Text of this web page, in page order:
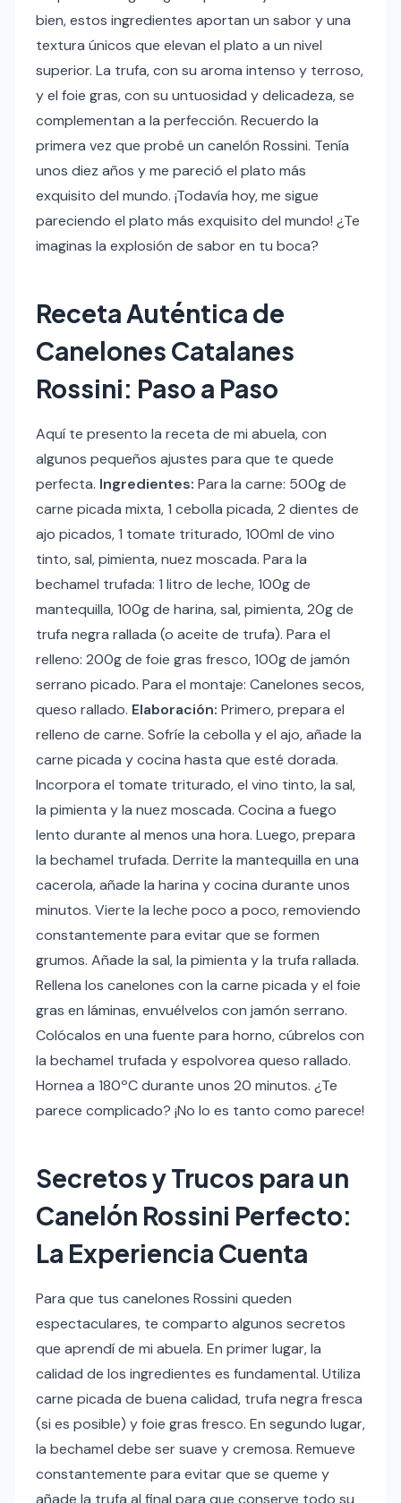
bien, estos ingredientes aportan un sabor y una
textura únicos que elevan el plato a un nivel
superior. La trufa, con su aroma intenso y terroso,
y el foie gras, con su untuosidad y delicadeza, se
complementan a la perfección. Recuerdo la
primera vez que probé un canelón Rossini. Tenía
unos diez años y me pareció el plato más
exquisito del mundo. ¡Todavía hoy, me sigue
pareciendo el plato más exquisito del mundo! ¿Te
imaginas la explosión de sabor en tu boca?
Receta Auténtica de
Canelones Catalanes
Rossini: Paso a Paso
Aquí te presento la receta de mi abuela, con
algunos pequeños ajustes para que te quede
perfecta. Ingredientes: Para la carne: 500g de
carne picada mixta, 1 cebolla picada, 2 dientes de
ajo picados, 1 tomate triturado, 100ml de vino
tinto, sal, pimienta, nuez moscada. Para la
bechamel trufada: 1 litro de leche, 100g de
mantequilla, 100g de harina, sal, pimienta, 20g de
trufa negra rallada (o aceite de trufa). Para el
relleno: 200g de foie gras fresco, 100g de jamón
serrano picado. Para el montaje: Canelones secos,
queso rallado. Elaboración: Primero, prepara el
relleno de carne. Sofríe la cebolla y el ajo, añade la
carne picada y cocina hasta que esté dorada.
Incorpora el tomate triturado, el vino tinto, la sal,
la pimienta y la nuez moscada. Cocina a fuego
lento durante al menos una hora. Luego, prepara
la bechamel trufada. Derrite la mantequilla en una
cacerola, añade la harina y cocina durante unos
minutos. Vierte la leche poco a poco, removiendo
constantemente para evitar que se formen
grumos. Añade la sal, la pimienta y la trufa rallada.
Rellena los canelones con la carne picada y el foie
gras en láminas, envuélvelos con jamón serrano.
Colócalos en una fuente para horno, cúbrelos con
la bechamel trufada y espolvorea queso rallado.
Hornea a 180ºC durante unos 20 minutos. ¿Te
parece complicado? ¡No lo es tanto como parece!
Secretos y Trucos para un
Canelón Rossini Perfecto:
La Experiencia Cuenta
Para que tus canelones Rossini queden
espectaculares, te comparto algunos secretos
que aprendí de mi abuela. En primer lugar, la
calidad de los ingredientes es fundamental. Utiliza
carne picada de buena calidad, trufa negra fresca
(si es posible) y foie gras fresco. En segundo lugar,
la bechamel debe ser suave y cremosa. Remueve
constantemente para evitar que se queme y
añade la trufa al final para que conserve todo su